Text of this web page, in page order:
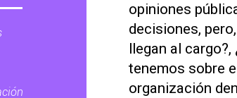
opiniones
decisiones,
llegan al
tenemos sobre
organización